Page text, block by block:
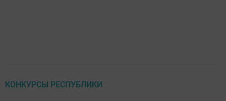
КОНКУРСЫ РЕСПУБЛИКИ